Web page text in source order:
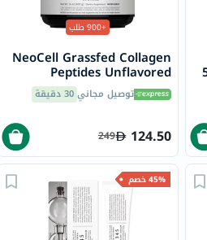
+900 طلب
NeoCell Grassfed Collagen
Peptides Unflavored
Powder 400g
توصيل مجاني30 دقيقة
124.50
249
45% خصم